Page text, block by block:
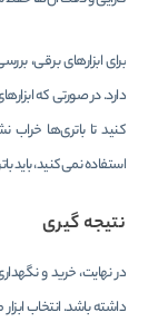
برای ابزارهای برقی،
دارد. در صورتی که
کنید تا باتری‌ها خراب
استفاده نمی‌کنید، باید
نتیجه گیری
در نهایت، خرید و
داشته باشد. انتخاب